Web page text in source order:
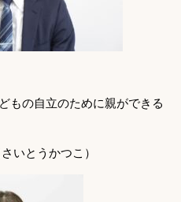
もの自立のために親ができる
いとうかつこ）